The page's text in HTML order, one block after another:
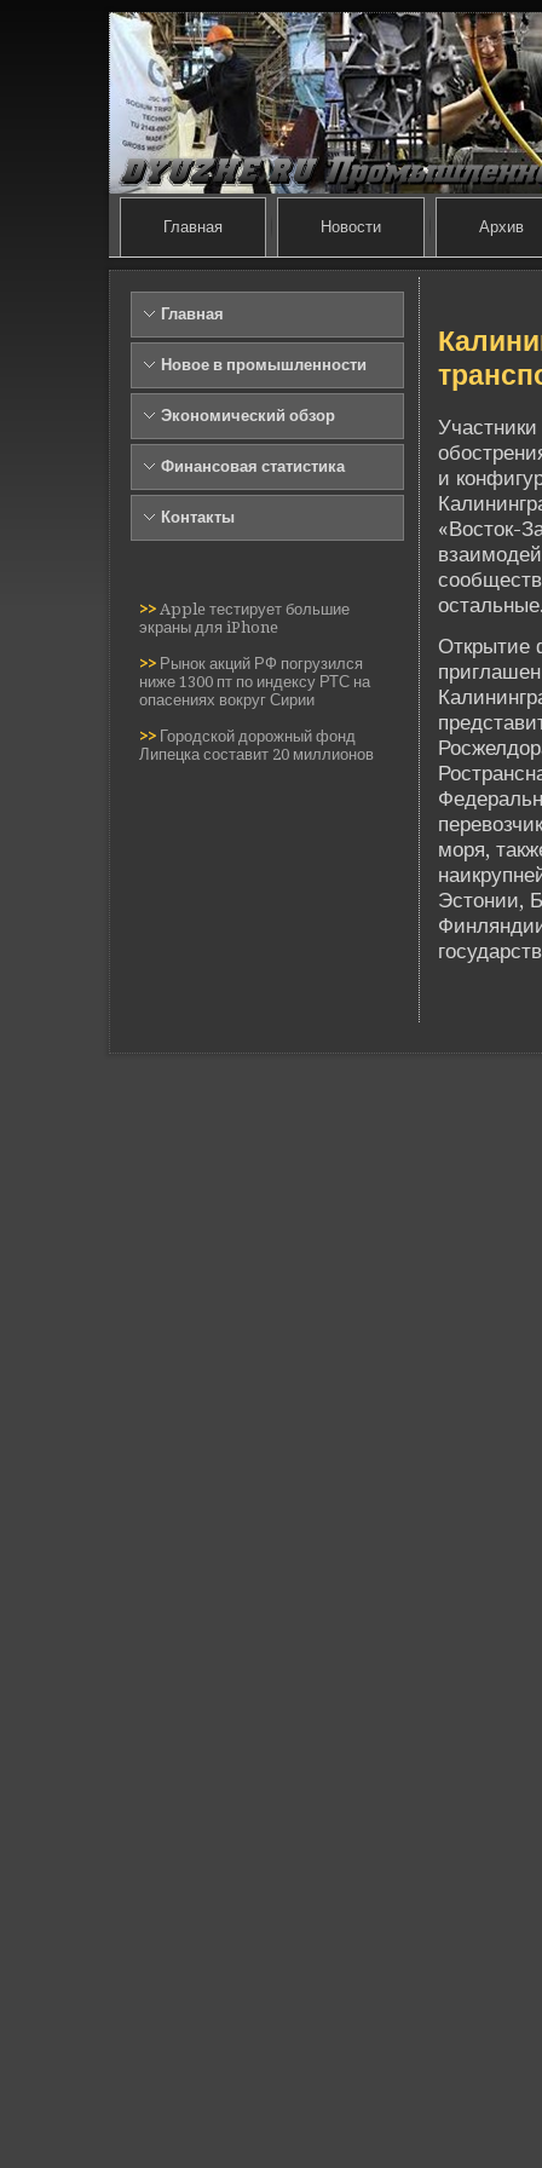
Главная Новости Архив
Главная
Новое в промышленности
Экономический обзор
Финансовая статистика
Контакты
>> Apple тестирует большие
экраны для iPhone
>> Рынок акций РФ погрузился
ниже 1300 пт по индексу РТС на
опасениях вокруг Сирии
>> Городской дорожный фонд
Липецка составит 20 миллионов
и
«Восток-
Открытие
моря,
Эстонии,